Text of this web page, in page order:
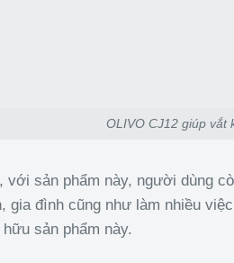
OLIVO CJ12 giúp vắt
với sản phẩm này, người dùng
gia đình cũng như làm nhiều
sản phẩm này.